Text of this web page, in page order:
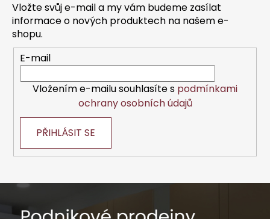
Vložte svůj e-mail a my vám budeme zasílat
informace o nových produktech na našem e-
shopu.
E-mail
Vložením e-mailu souhlasíte s podmínkami
ochrany osobních údajů
PŘIHLÁSIT SE